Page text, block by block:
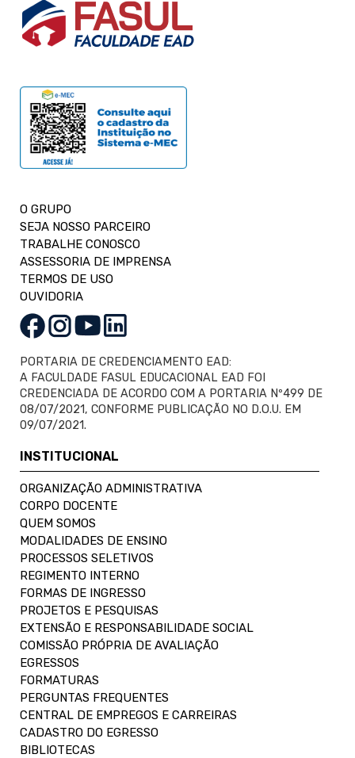
O GRUPO
SEJA NOSSO PARCEIRO
TRABALHE CONOSCO
ASSESSORIA DE IMPRENSA
TERMOS DE USO
OUVIDORIA
PORTARIA DE CREDENCIAMENTO EAD:
A FACULDADE FASUL EDUCACIONAL EAD FOI
CREDENCIADA DE ACORDO COM A PORTARIA Nº499 DE
08/07/2021, CONFORME PUBLICAÇÃO NO D.O.U. EM
09/07/2021.
INSTITUCIONAL
ORGANIZAÇÃO ADMINISTRATIVA
CORPO DOCENTE
QUEM SOMOS
MODALIDADES DE ENSINO
PROCESSOS SELETIVOS
REGIMENTO INTERNO
FORMAS DE INGRESSO
PROJETOS E PESQUISAS
EXTENSÃO E RESPONSABILIDADE SOCIAL
COMISSÃO PRÓPRIA DE AVALIAÇÃO
EGRESSOS
FORMATURAS
PERGUNTAS FREQUENTES
CENTRAL DE EMPREGOS E CARREIRAS
CADASTRO DO EGRESSO
BIBLIOTECAS